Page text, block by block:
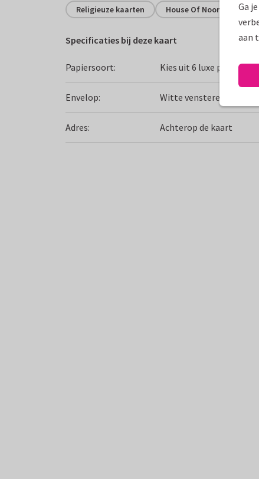
Religieuze kaarten House Of Noor
Specificaties bij deze kaart
Papiersoort: Kies uit 6 luxe
Envelop: Witte vensterenvelop
Adres: Achterop de kaart
Ga
aan